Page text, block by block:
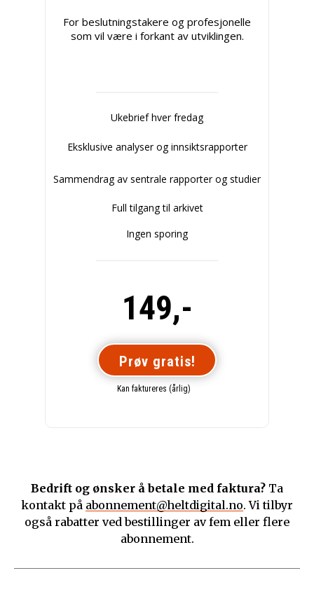
For beslutningstakere og profesjonelle
som vil være i forkant av utviklingen.
Ukebrief hver fredag
Eksklusive analyser og innsiktsrapporter
Sammendrag av sentrale rapporter og studier
Full tilgang til arkivet
Ingen sporing
149,-
Prøv gratis!
Kan faktureres (årlig)
Bedrift og ønsker å betale med faktura? Ta
kontakt på abonnement@heltdigital.no. Vi tilbyr
også rabatter ved bestillinger av fem eller flere
abonnement.